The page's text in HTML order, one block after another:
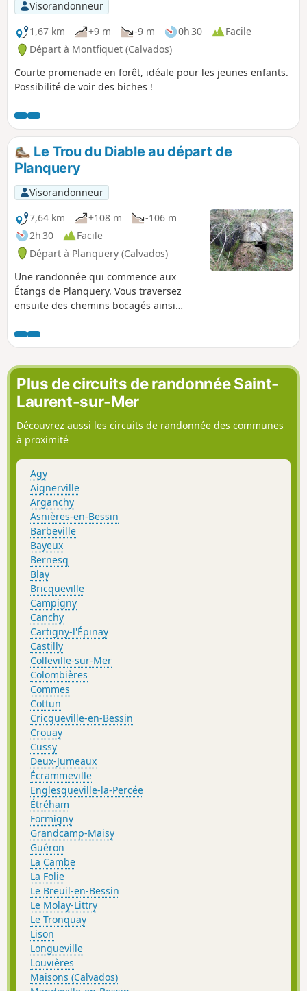
Visorandonneur
1,67 km
+9 m -9 m 0h 30
Facile
Départ à Montfiquet (Calvados)
Courte promenade en forêt, idéale pour les jeunes enfants.
Possibilité de voir des biches !
Le Trou du Diable au départ de
Planquery
Visorandonneur
7,64 km
+108 m
-106 m
2h 30
Facile
Départ à Planquery (Calvados)
Une randonnée qui commence aux
Étangs de Planquery. Vous traversez
ensuite des chemins bocagés ainsi
Découvrez aussi le Trou du Diable, une
cavité/grotte se trouvant au bord du
chemin.
Plus de circuits de randonnée Saint-
Laurent-sur-Mer
Découvrez aussi les circuits de randonnée des communes
à proximité
Agy
Aignerville
Arganchy
Asnières-en-Bessin
Barbeville
Bayeux
Bernesq
Blay
Bricqueville
Campigny
Canchy
Cartigny-l'Épinay
Castilly
Colleville-sur-Mer
Colombières
Commes
Cottun
Cricqueville-en-Bessin
Crouay
Cussy
Deux-Jumeaux
Écrammeville
Englesqueville-la-Percée
Étréham
Formigny
Grandcamp-Maisy
Guéron
La Cambe
La Folie
Le Breuil-en-Bessin
Le Molay-Littry
Le Tronquay
Lison
Longueville
Louvières
Maisons (Calvados)